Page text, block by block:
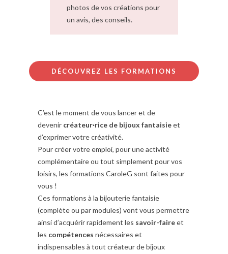
photos de vos créations pour
un avis, des conseils.
DÉCOUVREZ LES FORMATIONS
C’est le moment de vous lancer et de
devenir créateur·rice de bijoux fantaisieet
d’exprimer votre créativité.
Pour créer votre emploi, pour une activité
complémentaire ou tout simplement pour vos
loisirs, les formations CaroleG sont faites pour
vous !
Ces formations à la bijouterie fantaisie
(complète ou par modules) vont vous permettre
ainsi d’acquérir rapidement les savoir-faireet
les compétences nécessaires et
indispensables à tout créateur de bijoux